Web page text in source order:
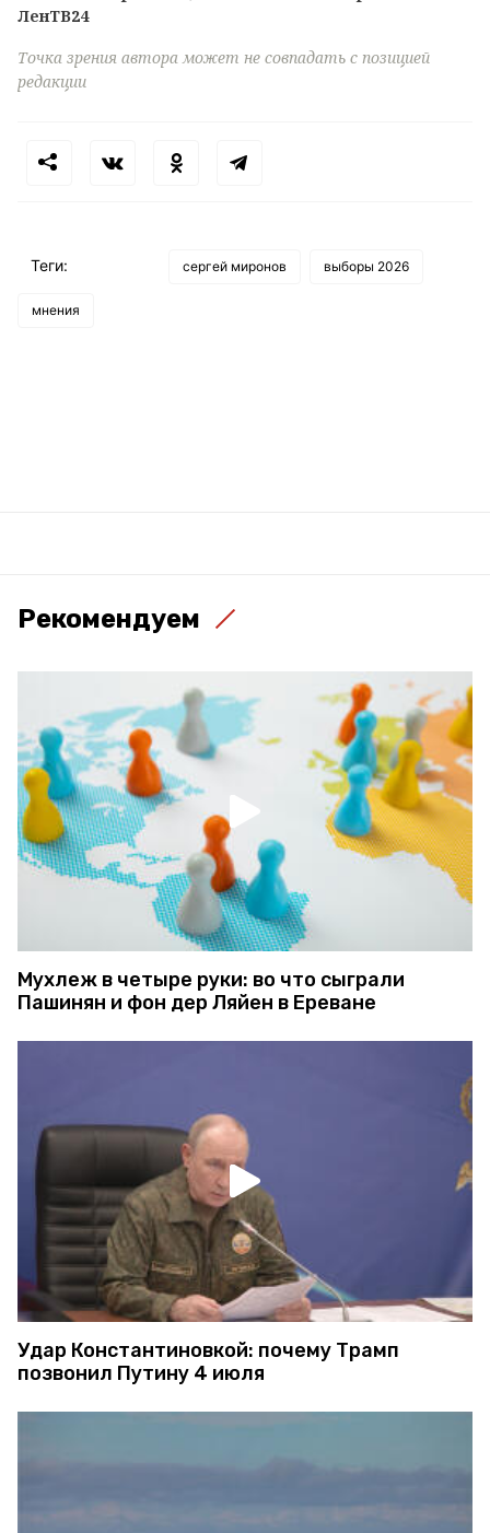
ЛенТВ24
Точка зрения автора может не совпадать с позицией
редакции
Теги: сергей миронов выборы 2026
мнения
Рекомендуем
Мухлеж в четыре руки: во что сыграли
Пашинян и фон дер Ляйен в Ереване
Удар Константиновкой: почему Трамп
позвонил Путину 4 июля